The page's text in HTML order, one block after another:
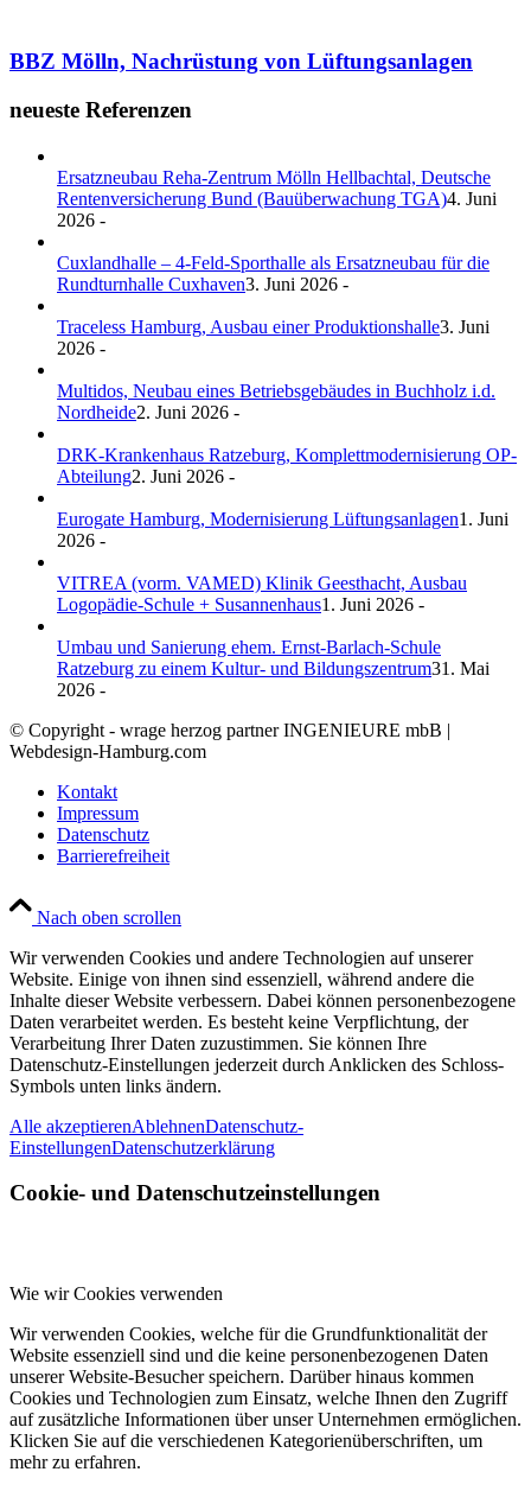
BBZ Mölln, Nachrüstung von Lüftungsanlagen
neueste Referenzen
Ersatzneubau Reha-Zentrum Mölln Hellbachtal, Deutsche
Rentenversicherung Bund (Bauüberwachung TGA)4. Juni
2026 -
Cuxlandhalle – 4-Feld-Sporthalle als Ersatzneubau für die
Rundturnhalle Cuxhaven3. Juni 2026 -
Traceless Hamburg, Ausbau einer Produktionshalle3. Juni
2026 -
Multidos, Neubau eines Betriebsgebäudes in Buchholz i.d.
Nordheide2. Juni 2026 -
DRK-Krankenhaus Ratzeburg, Komplettmodernisierung OP-
Abteilung2. Juni 2026 -
Eurogate Hamburg, Modernisierung Lüftungsanlagen1. Juni
2026 -
VITREA (vorm. VAMED) Klinik Geesthacht, Ausbau
Logopädie-Schule + Susannenhaus1. Juni 2026 -
Umbau und Sanierung ehem. Ernst-Barlach-Schule
Ratzeburg zu einem Kultur- und Bildungszentrum31. Mai
2026 -
© Copyright - wrage herzog partner INGENIEURE mbB |
Webdesign-Hamburg.com
Kontakt
Impressum
Datenschutz
Barrierefreiheit
Nach oben scrollen
Wir verwenden Cookies und andere Technologien auf unserer
Website. Einige von ihnen sind essenziell, während andere die
Inhalte dieser Website verbessern. Dabei können personenbezogene
Daten verarbeitet werden. Es besteht keine Verpflichtung, der
Verarbeitung Ihrer Daten zuzustimmen. Sie können Ihre
Datenschutz-Einstellungen jederzeit durch Anklicken des Schloss-
Symbols unten links ändern.
Alle akzeptierenAblehnenDatenschutz-
EinstellungenDatenschutzerklärung
Cookie- und Datenschutzeinstellungen
Wie wir Cookies verwenden
Wir verwenden Cookies, welche für die Grundfunktionalität der
Website essenziell sind und die keine personenbezogenen Daten
unserer Website-Besucher speichern. Darüber hinaus kommen
Cookies und Technologien zum Einsatz, welche Ihnen den Zugriff
auf zusätzliche Informationen über unser Unternehmen ermöglichen.
Klicken Sie auf die verschiedenen Kategorienüberschriften, um
mehr zu erfahren.